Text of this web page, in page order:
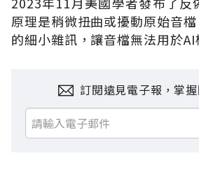
原理是稍微扭曲或擾動原始音
的細小雜訊，讓音檔無法用於AI
訂閱遠見電子報，掌